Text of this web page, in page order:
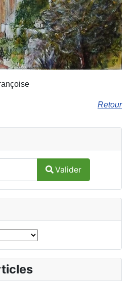
Retour
for results.
Valider